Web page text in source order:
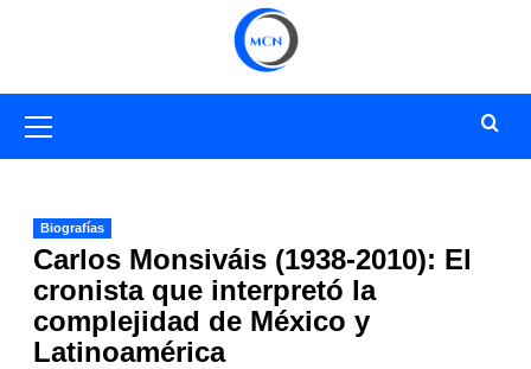
primario
Biografías
Carlos Monsiváis (1938-2010): El
cronista que interpretó la
complejidad de México y
Latinoamérica